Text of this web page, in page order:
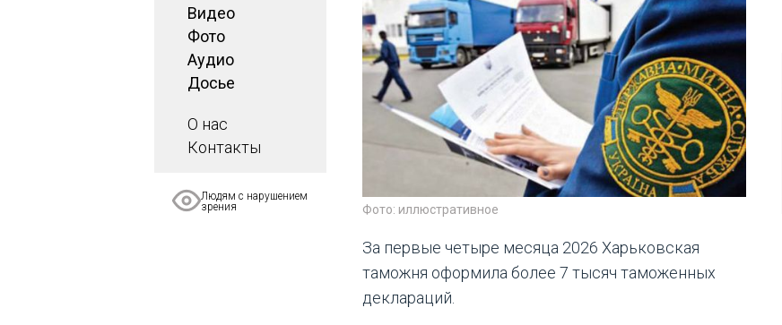
Видео
Фото
Аудио
Досье
О нас
Контакты
Людям с нарушением
зрения
Фото: иллюстративное
За первые четыре месяца 2026 Харьковская
таможня оформила более 7 тысяч таможенных
деклараций.